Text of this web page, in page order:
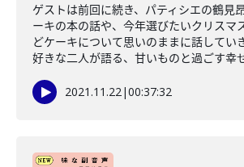
ゲストは前回に続き、パティシエの鶴見
ーキの本の話や、今年選びたいクリスマ
どケーキについて思いのままに話してい
好きな二人が語る、甘いものと過ごす幸
2021.11.22|00:37:32